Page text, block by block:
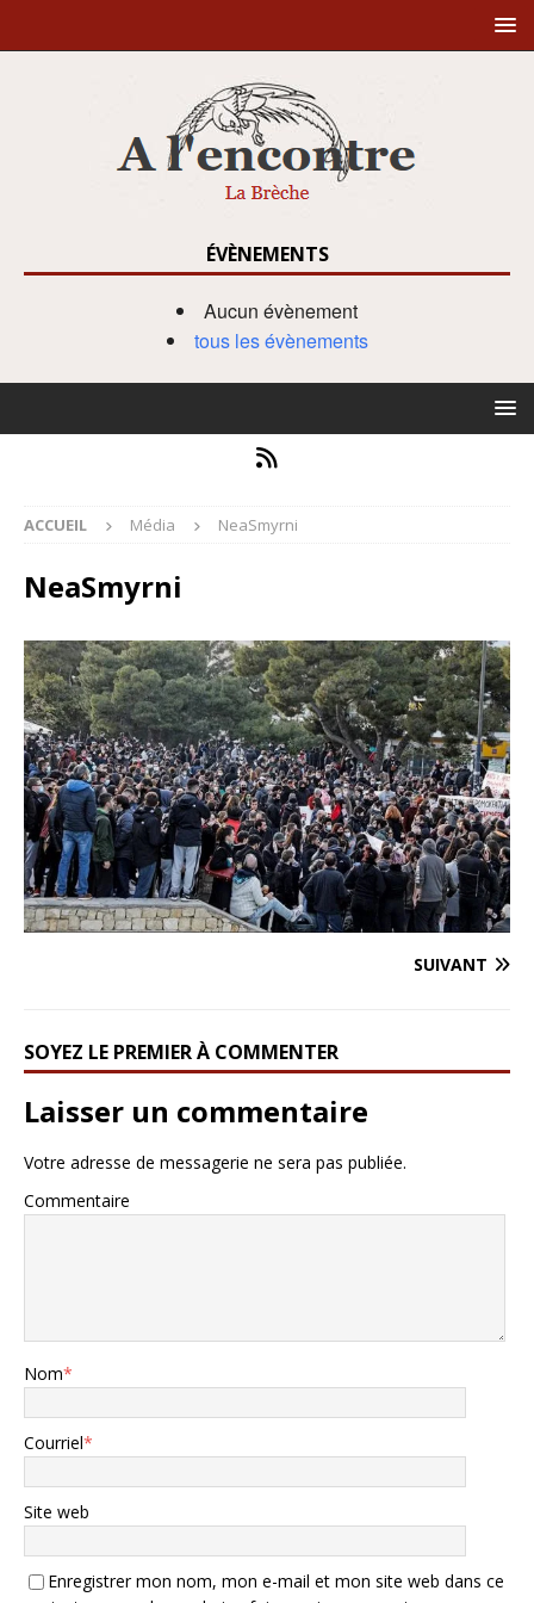
ÉVÈNEMENTS
Aucun évènement
tous les évènements
ACCUEIL Média NeaSmyrni
NeaSmyrni
SUIVANT
SOYEZ LE PREMIER À COMMENTER
Laisser un commentaire
Votre adresse de messagerie ne sera pas publiée.
Commentaire
Nom*
Courriel*
Site web
Enregistrer mon nom, mon e-mail et mon site web dans ce